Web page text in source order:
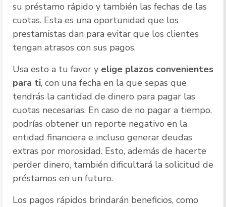
su préstamo rápido y también las fechas de las
cuotas. Esta es una oportunidad que los
prestamistas dan para evitar que los clientes
tengan atrasos con sus pagos.
Usa esto a tu favor y elige plazos convenientes
para ti, con una fecha en la que sepas que
tendrás la cantidad de dinero para pagar las
cuotas necesarias. En caso de no pagar a tiempo,
podrías obtener un reporte negativo en la
entidad financiera e incluso generar deudas
extras por morosidad. Esto, además de hacerte
perder dinero, también dificultará la solicitud de
préstamos en un futuro.
Los pagos rápidos brindarán beneficios, como